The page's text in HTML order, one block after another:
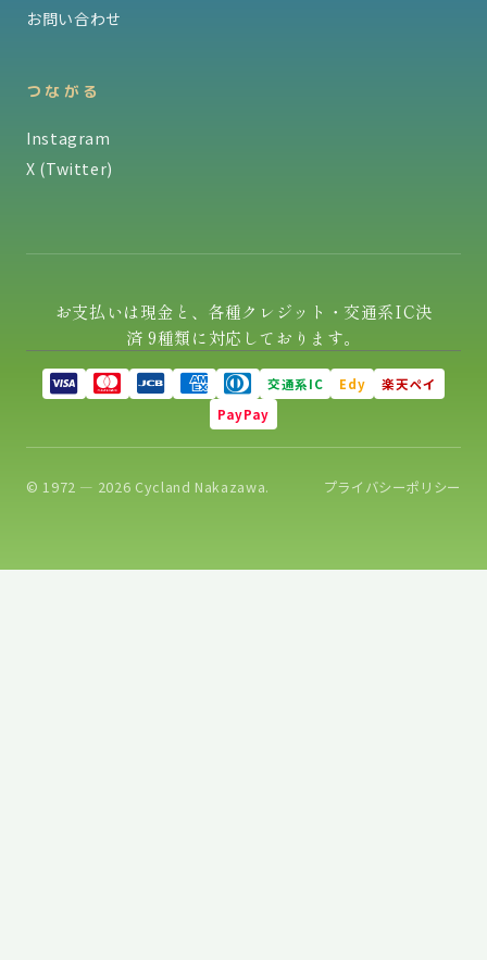
お問い合わせ
つながる
Instagram
X (Twitter)
お支払いは現金と、各種クレジット・交通系IC決
済 9種類に対応しております。
交通系IC Edy
楽天ペイ
PayPay
© 1972 — 2026 Cycland Nakazawa. プライバシーポリシー